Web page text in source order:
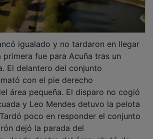
primera fue para Acuña tras un
El delantero del conjunto
con el pie derecho
área pequeña. El disparo no cogió
y Leo Mendes detuvo la pelota
poco en responder el conjunto
dejó la parada del
desde dentro del área, chutó de